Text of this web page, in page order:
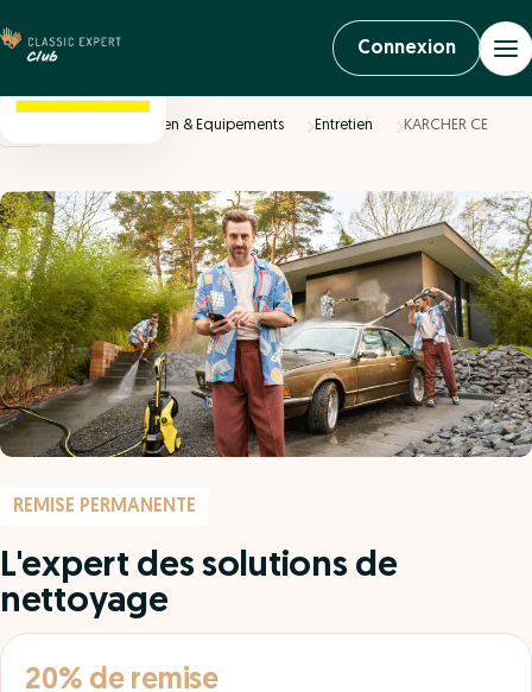
Connexion
Entretien & Equipements Entretien KARCHER CE
REMISE PERMANENTE
L'expert des solutions de
nettoyage
20% de remise